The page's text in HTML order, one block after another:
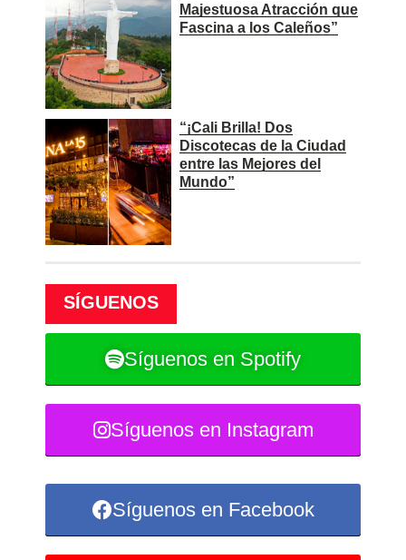
Majestuosa Atracción que
Fascina a los Caleños”
“¡Cali Brilla! Dos
Discotecas de la Ciudad
entre las Mejores del
Mundo”
SÍGUENOS
Síguenos en Spotify
Síguenos en Instagram
Síguenos en Facebook